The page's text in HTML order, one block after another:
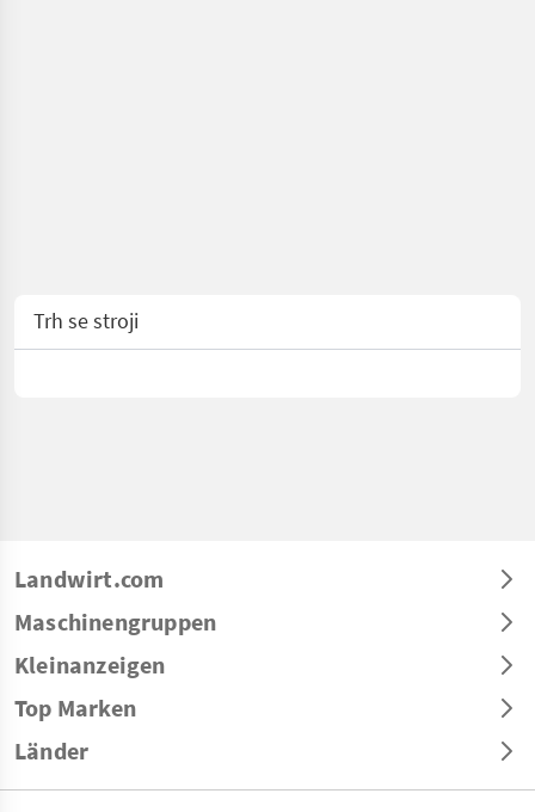
Trh se stroji
Landwirt.com
Maschinengruppen
Kleinanzeigen
Top Marken
Länder